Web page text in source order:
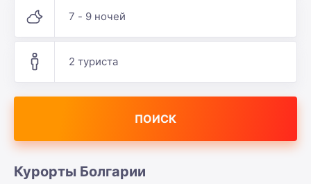
7 - 9 ночей
2 туриста
ПОИСК
Курорты Болгарии